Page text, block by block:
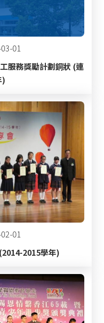
01
服務獎勵計劃銅狀 (連
)
01
2015學年)